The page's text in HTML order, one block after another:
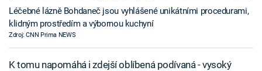
Léčebné lázně Bohdaneč jsou vyhlášené unikátními procedurami,
klidným prostředím a výbornou kuchyní
Zdroj: CNN Prima NEWS
K tomu napomáhá i zdejší oblíbená podívaná - vysoký